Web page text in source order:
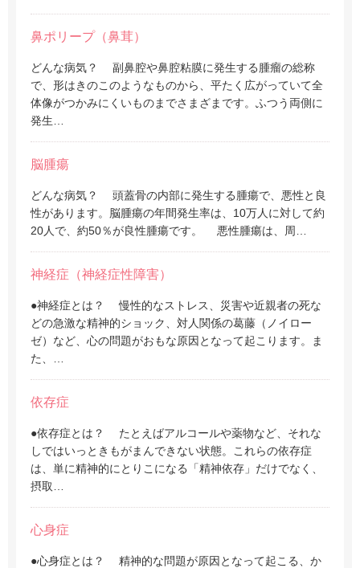
鼻ポリープ（鼻茸）
どんな病気？ 副鼻腔や鼻腔粘膜に発生する腫瘤の総称
で、形はきのこのようなものから、平たく広がっていて全
体像がつかみにくいものまでさまざまです。ふつう両側に
発生…
脳腫瘍
どんな病気？ 頭蓋骨の内部に発生する腫瘍で、悪性と良
性があります。脳腫瘍の年間発生率は、10万人に対して約
20人で、約50％が良性腫瘍です。 悪性腫瘍は、周…
神経症（神経症性障害）
●神経症とは？ 慢性的なストレス、災害や近親者の死な
どの急激な精神的ショック、対人関係の葛藤（ノイロー
ゼ）など、心の問題がおもな原因となって起こります。ま
た、…
依存症
●依存症とは？ たとえばアルコールや薬物など、それな
しではいっときもがまんできない状態。これらの依存症
は、単に精神的にとりこになる「精神依存」だけでなく、
摂取…
心身症
●心身症とは？ 精神的な問題が原因となって起こる、か